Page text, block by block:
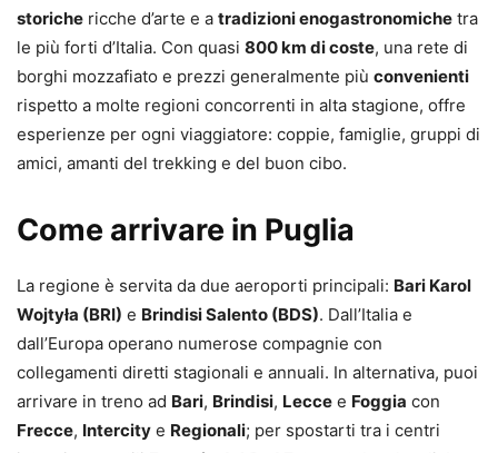
storiche ricche d’arte e a tradizioni enogastronomiche tra
le più forti d’Italia. Con quasi 800 km di coste, una rete di
borghi mozzafiato e prezzi generalmente più convenienti
rispetto a molte regioni concorrenti in alta stagione, offre
esperienze per ogni viaggiatore: coppie, famiglie, gruppi di
amici, amanti del trekking e del buon cibo.
Come arrivare in Puglia
La regione è servita da due aeroporti principali: Bari Karol
Wojtyła (BRI) e Brindisi Salento (BDS). Dall’Italia e
dall’Europa operano numerose compagnie con
collegamenti diretti stagionali e annuali. In alternativa, puoi
arrivare in treno ad Bari, Brindisi, Lecce e Foggia con
Frecce, Intercity e Regionali; per spostarti tra i centri